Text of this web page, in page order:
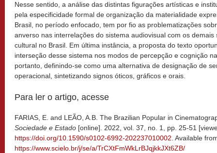
Nesse sentido, a análise das distintas figurações artísticas e
pela especificidade formal de organização da materialidade
Brasil, no período enfocado, tem por fio as problematizações
anverso nas interrelações do sistema audiovisual com os
cultural no Brasil. Em última instância, a proposta do texto
interseção desse sistema nos modos de percepção e cognição
portanto, definindo-se como uma alternativa de designação de
operacional, sintetizando signos óticos, gráficos e orais.
Para ler o artigo, acesse
FARIAS, E. and LEÃO, A.B. The Brazilian Popular in
Sociedade e Estado [online]. 2022, vol. 37, no. 1, pp. 25-51
https://doi.org/10.1590/s0102-6992-202237010002 . Available
https://www.scielo.br/j/se/a/TrCXtFmWkLrBJqjkkJXt6ZB/